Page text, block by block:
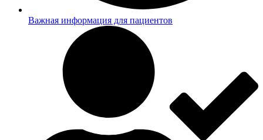
Важная информация для пациентов